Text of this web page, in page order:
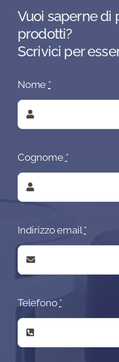
Vuoi saperne di
prodotti?
Scrivici per
Nome *
Cognome *
Indirizzo email*
Telefono *